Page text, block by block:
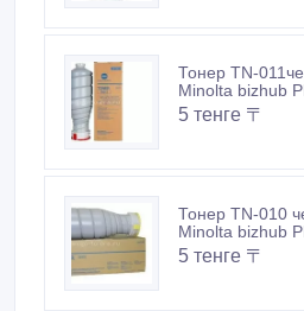
Тонер TN-
Minolta bizhub
5 тенге 〒
Тонер TN-010
Minolta bizhub
5 тенге 〒